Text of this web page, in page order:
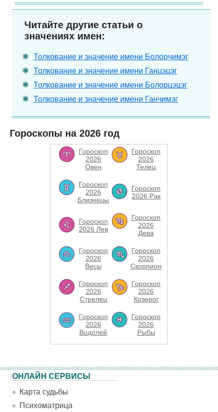
Читайте другие статьи о
значениях имен:
Толкование и значение имени Болорчимэг
Толкование и значение имени Ганцэцэг
Толкование и значение имени Болорцэцэг
Толкование и значение имени Ганчимэг
Гороскопы на 2026 год
Гороскоп
2026
Овен
Гороскоп
2026
Телец
Гороскоп
2026
Близнецы
Гороскоп
2026 Рак
Гороскоп
2026 Лев
Гороскоп
2026
Дева
Гороскоп
2026
Весы
Гороскоп
2026
Скорпион
Гороскоп
2026
Стрелец
Гороскоп
2026
Козерог
Гороскоп
2026
Водолей
Гороскоп
2026
Рыбы
ОНЛАЙН СЕРВИСЫ
Карта судьбы
Психоматрица